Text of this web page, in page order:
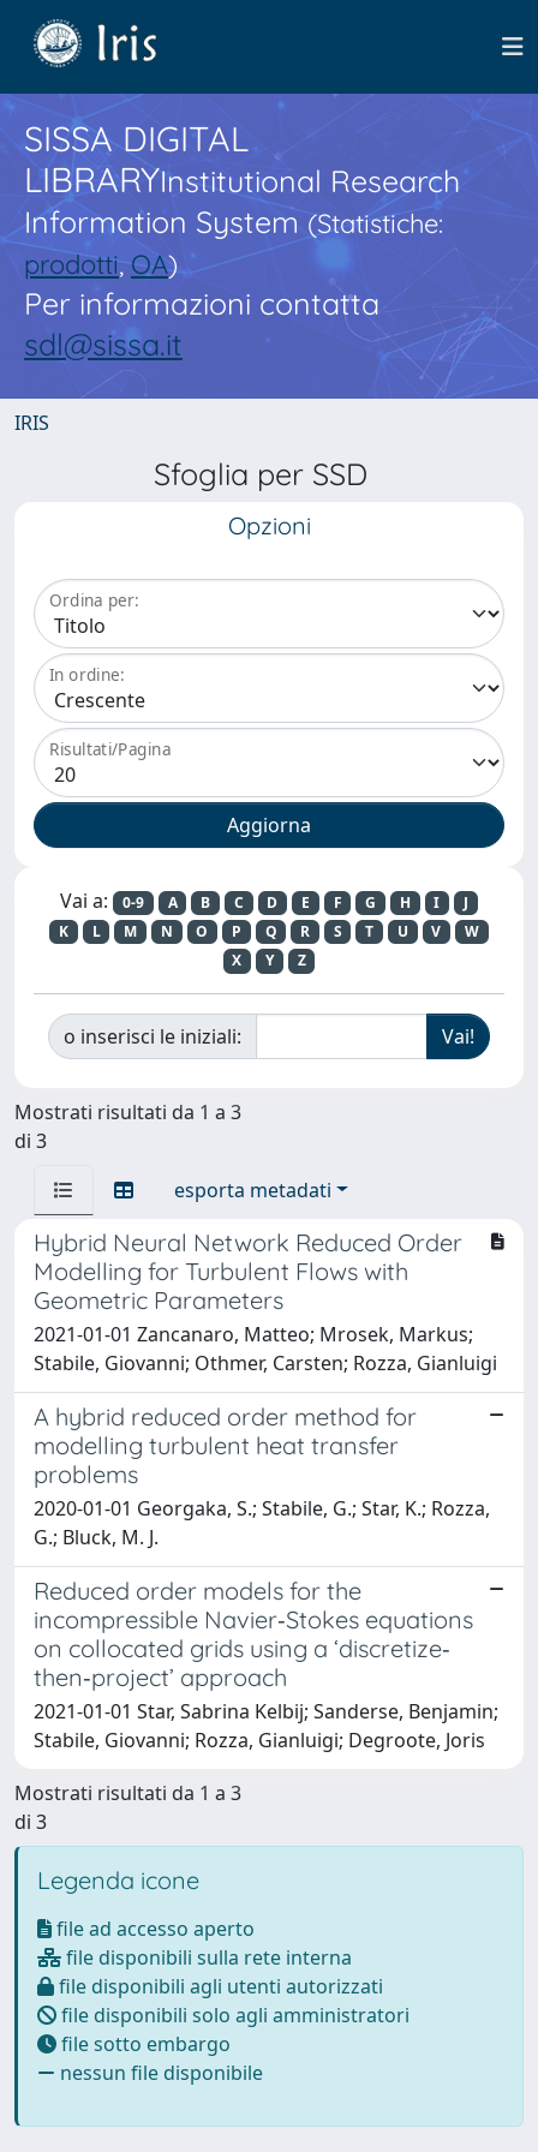
SISSA DIGITAL
LIBRARYInstitutional Research
Information System(Statistiche:
prodotti,OA)
Per informazioni contatta
sdl@sissa.it
IRIS
Sfoglia per SSD
Opzioni
Ordina per:
In ordine:
Risultati/Pagina
Vai a: 0-9 A B C D E F G H I
J
K
L M N O P Q R S T U V
W
X
Y Z
o inserisci le iniziali:
Mostrati risultati da 1 a 3
di 3
esporta metadati
Hybrid Neural Network Reduced Order
Modelling for Turbulent Flows with
Geometric Parameters
2021-01-01 Zancanaro, Matteo; Mrosek, Markus;
Stabile, Giovanni; Othmer, Carsten; Rozza, Gianluigi
A hybrid reduced order method for
modelling turbulent heat transfer
problems
2020-01-01 Georgaka, S.; Stabile, G.; Star, K.; Rozza,
G.; Bluck, M. J.
Reduced order models for the
incompressible Navier‐Stokes equations
on collocated grids using a ‘discretize‐
then‐project’ approach
2021-01-01 Star, Sabrina Kelbij; Sanderse, Benjamin;
Stabile, Giovanni; Rozza, Gianluigi; Degroote, Joris
Mostrati risultati da 1 a 3
di 3
Legenda icone
file ad accesso aperto
file disponibili sulla rete interna
file disponibili agli utenti autorizzati
file disponibili solo agli amministratori
file sotto embargo
nessun file disponibile